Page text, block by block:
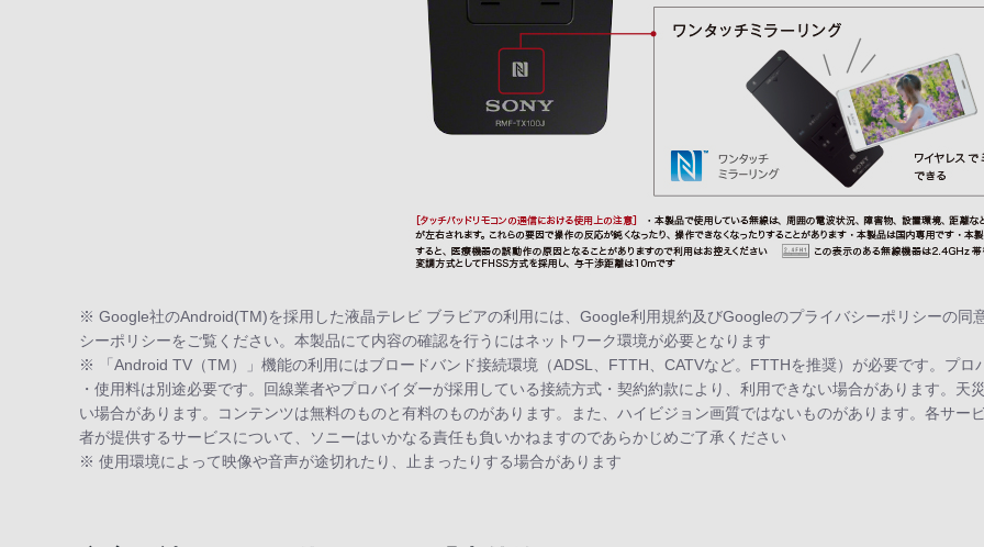
※ Google社のAndroid(TM)を採用した液晶テレビ ブラビアの利用には、Google利用規約及びGoogleのプライバシーポリシーの同
シーポリシーをご覧ください。本製品にて内容の確認を行うにはネットワーク環境が必要となります
※ 「Android TV（TM）」機能の利用にはブロードバンド接続環境（ADSL、FTTH、CATVなど。FTTHを推奨）が必要です。プロ
・使用料は別途必要です。回線業者やプロバイダーが採用している接続方式・契約約款により、利用できない場合があります。
い場合があります。コンテンツは無料のものと有料のものがあります。また、ハイビジョン画質ではないものがあります。各サ
者が提供するサービスについて、ソニーはいかなる責任も負いかねますのであらかじめご了承ください
※ 使用環境によって映像や音声が途切れたり、止まったりする場合があります